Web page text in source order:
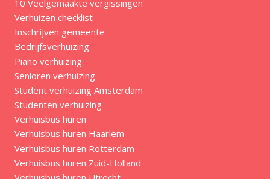
10 Veelgemaakte vergissingen
Verhuizen checklist
Inschrijven gemeente
Bedrijfsverhuizing
Piano verhuizing
Senioren verhuizing
Student verhuizing Amsterdam
Studenten verhuizing
Verhuisbus huren
Verhuisbus huren Haarlem
Verhuisbus huren Rotterdam
Verhuisbus huren Zuid-Holland